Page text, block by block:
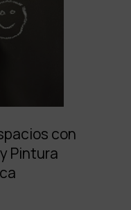
con
Pintura